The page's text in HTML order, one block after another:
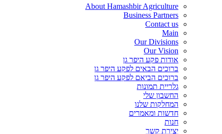
About Hamashbir Agriculture
Business Partners
Contact us
Main
Our Divisions
Our Vision
אודות פקע היפר גן
ברוכים הבאים לפקע היפר גן
ברוכים הביאם לפקע היפר גן
גלריית תמונות
החשבון שלי
המחלקות שלנו
חדשות ומאמרים
חנות
יצירת קשר